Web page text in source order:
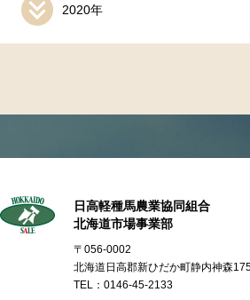
2020年
日高軽種馬農業協同組合
北海道市場事業部
〒056-0002
北海道日高郡新ひだか町静内神森
TEL：0146-45-2133